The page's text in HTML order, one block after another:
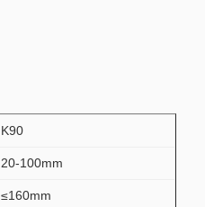
K90
20-100mm
≤160mm